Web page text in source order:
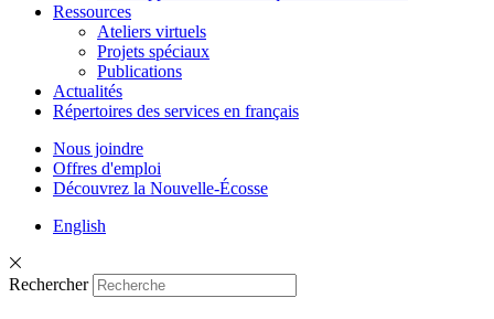
Ressources
Ateliers virtuels
Projets spéciaux
Publications
Actualités
Répertoires des services en français
Nous joindre
Offres d'emploi
Découvrez la Nouvelle-Écosse
English
Rechercher